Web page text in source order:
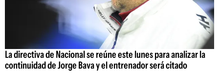
La directiva de Nacional se reúne este lunes para analizar la
continuidad de Jorge Bava y el entrenador será citado